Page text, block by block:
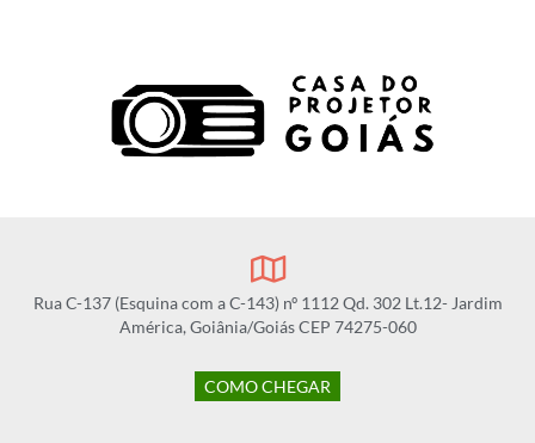
Rua C-137 (Esquina com a C-143) nº 1112 Qd. 302 Lt.12- Jardim
América, Goiânia/Goiás CEP 74275-060
COMO CHEGAR